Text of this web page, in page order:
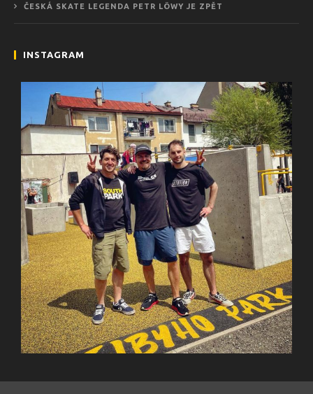
ČESKÁ SKATE LEGENDA PETR LÖWY JE ZPĚT
INSTAGRAM